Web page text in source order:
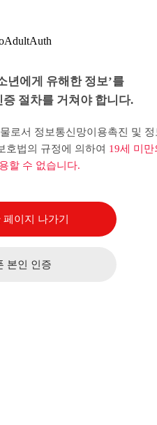
년에게 유해한 정보’를
절차를 거쳐야 합니다.
로서 정보통신망이용촉진 및 정
호법의 규정에 의하여 19세 미만
할 수 없습니다.
이지 나가기
본인 인증